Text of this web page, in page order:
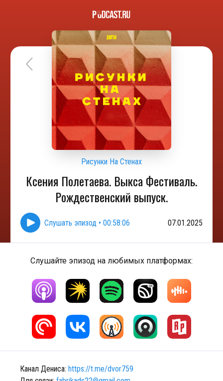
Рисунки На Стенах
Ксения Полетаева. Выкса Фестиваль.
Рождественский выпуск.
Слушать эпизод • 00:58:06 07.01.2025
Слушайте эпизод на любимых платформах:
Канал Дениса: https://t.me/dvor759